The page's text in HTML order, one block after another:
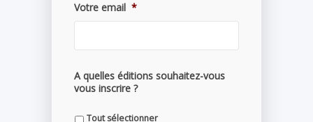
Votre email *
A quelles éditions souhaitez-vous
vous inscrire ?
Tout sélectionner